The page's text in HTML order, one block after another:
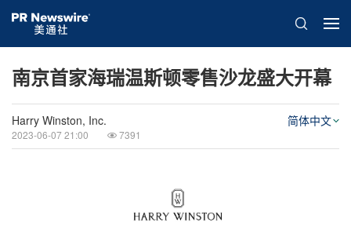
南京首家海瑞温斯顿零售沙龙盛大开幕
Harry Winston, Inc.
2023-06-07 21:00 7391
简体中文